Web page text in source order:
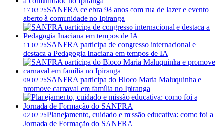
17.03.26SANFRA celebra 98 anos com rua de lazer e evento
aberto à comunidade no Ipiranga
11.02.26SANFRA participa de congresso internacional e
destaca a Pedagogia Inaciana em tempos de IA
09.02.26SANFRA participa do Bloco Maria Maluquinha e
promove carnaval em família no Ipiranga
02.02.26Planejamento, cuidado e missão educativa: como foi a
Jornada de Formação do SANFRA